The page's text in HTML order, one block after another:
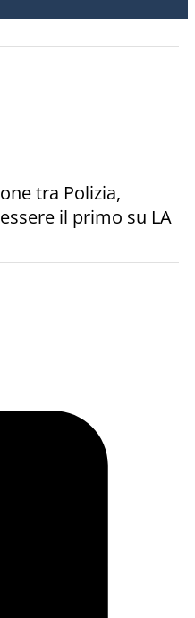
tra Polizia,
il primo su LA